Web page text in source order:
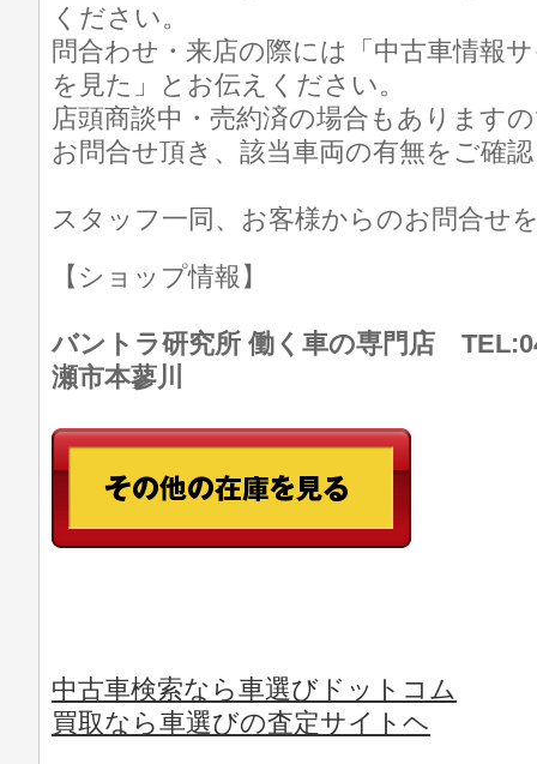
ください。
問合わせ・来店の際には「中古車情報
を見た」とお伝えください。
店頭商談中・売約済の場合もあります
お問合せ頂き、該当車両の有無をご確
スタッフ一同、お客様からのお問合せ
【ショップ情報】
バントラ研究所 働く車の専門店
瀬市本蓼川
中古車検索なら車選びドットコム
買取なら車選びの査定サイトヘ